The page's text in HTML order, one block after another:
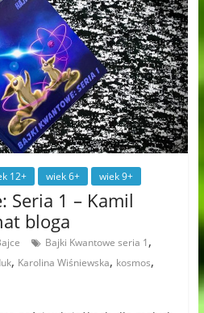
12+ wiek 6+ wiek 9+
Seria 1 – Kamil
bloga
Bajki Kwantowe seria 1 ,
, Karolina Wiśniewska, kosmos,